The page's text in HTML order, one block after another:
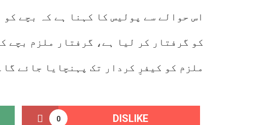
اس حوالے سے پولیس کا کہنا ہے کہ بچے
کو گرفتار کر لیا ہے، گرفتار ملزم بچے
ملزم کو کیفرِ کردار تک پہنچایا جائے گا۔
0 DISLIKE